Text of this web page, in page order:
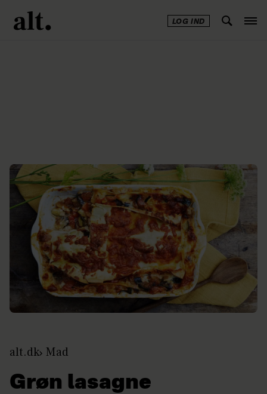
LOG IND
alt.dk Mad
Grøn lasagne